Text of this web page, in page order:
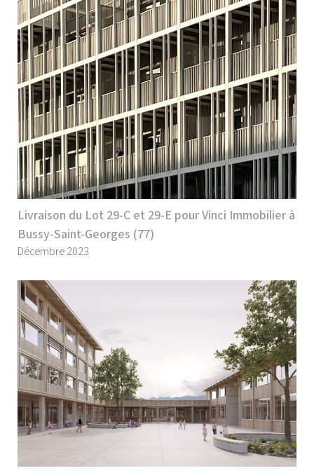
Livraison du Lot 29-C et 29-E pour Vinci Immobilier à
Bussy-Saint-Georges (77)
Décembre 2023